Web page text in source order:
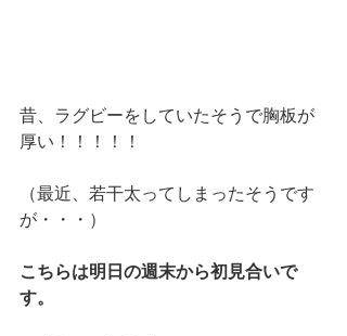
昔、ラグビーをしていたそうで胸板が
厚い！！！！！
（最近、若干太ってしまったそうです
が・・・）
こちらは明日の週末から初見合いで
す。